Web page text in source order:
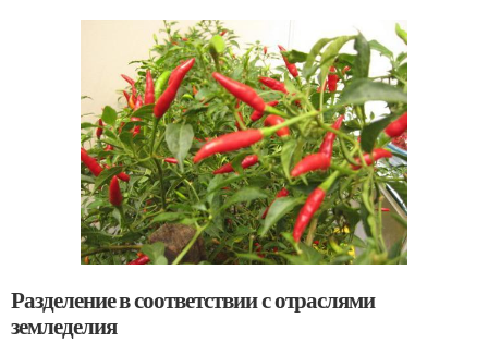
Разделение в соответствии с отраслями
земледелия